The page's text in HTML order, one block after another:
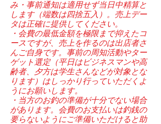
み・事前通知は適用せず当日中精算と
します（端数は四捨五入）。売上デー
タは正確に提供してください。
・会費の最低金額を極限まで抑えたコ
ースですが、売上を作るのは出店者さ
んご自身です。事前の周知活動やター
ゲット選定（平日はビジネスマンや高
齢者、夕方は学生さんなどが対象とな
ります）はしっかり行っていただくよ
うにお願いします。
​・当方のお釣の準備が十分でない場合
があります。会費のお支払いは釣銭の
要らないようにご準備いただけると助